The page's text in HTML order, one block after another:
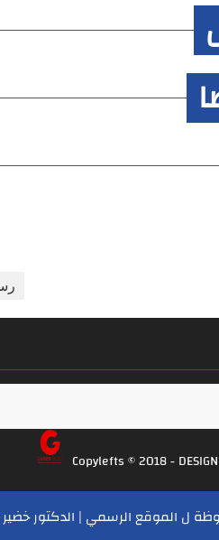
Copylefts © 2018 -
ل الموقع الرسمي | الدكتور